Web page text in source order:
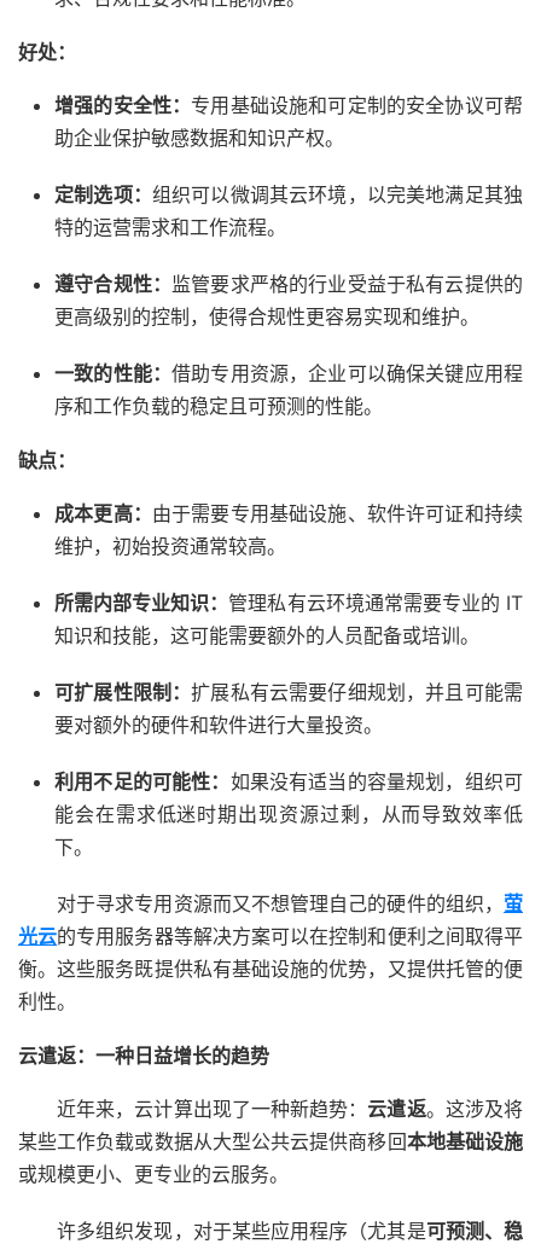
好处：
增强的安全性： 专用基础设施和可定制的安全协议可帮
助企业保护敏感数据和知识产权。
定制选项： 组织可以微调其云环境，以完美地满足其独
特的运营需求和工作流程。
遵守合规性： 监管要求严格的行业受益于私有云提供的
更高级别的控制，使得合规性更容易实现和维护。
一致的性能：借助专用资源，企业可以确保关键应用程
序和工作负载的稳定且可预测的性能。
缺点：
成本更高： 由于需要专用基础设施、软件许可证和持续
维护，初始投资通常较高。
所需内部专业知识： 管理私有云环境通常需要专业的 IT
知识和技能，这可能需要额外的人员配备或培训。
可扩展性限制：扩展私有云需要仔细规划，并且可能需
要对额外的硬件和软件进行大量投资。
利用不足的可能性： 如果没有适当的容量规划，组织可
能会在需求低迷时期出现资源过剩，从而导致效率低
下。
对于寻求专用资源而又不想管理自己的硬件的组织， 萤
光云的专用服务器等解决方案可以在控制和便利之间取得平
衡。这些服务既提供私有基础设施的优势，又提供托管的便
利性。
云遣返：一种日益增长的趋势
近年来，云计算出现了一种新趋势： 云遣返。这涉及将
某些工作负载或数据从大型公共云提供商移回本地基础设施
或规模更小、更专业的云服务。
许多组织发现，对于某些应用程序（尤其是可预测、稳